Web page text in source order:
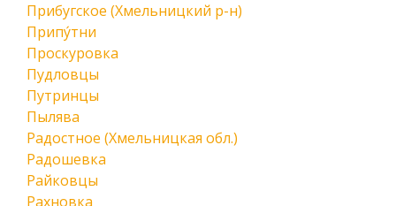
Прибугское (Хмельницкий р-н)
Припу́тни
Проскуровка
Пудловцы
Путринцы
Пылява
Радостное (Хмельницкая обл.)
Радошевка
Райковцы
Рахновка